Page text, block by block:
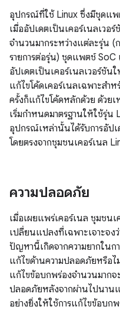
อุปกรณ์ที่ใช้ Linux ซึ่งมีชุดแ
เมื่ออัปเดตเป็นเคอร์เนลเวอ
จำนวนมากระหว่างแต่ละรุ่น
รายการต่อรุ่น) ชุดแพตช์
อัปเดตเป็นเคอร์เนลเวอร์ชั
แก้ไขโค้ดเคอร์เนลเฉพาะสำ
ครั้งก็แก้ไขโค้ดหลักด้วย ด้วย
เริ่มกำหนดมาตรฐานให้ใช้รุ่
อุปกรณ์เหล่านั้นได้รับการอัป
โดยตรงจากชุมชนเคอร์เนล
ความปลอดภัย
เมื่อเผยแพร่เคอร์เนล ชุมชน
เปลี่ยนแปลงที่เฉพาะเจาะจง
ปัญหานี้เกิดจากความยากในก
แก้ไขด้านความปลอดภัยหรือ
แก้ไขข้อบกพร่องจำนวนมากจ
ปลอดภัยหลังจากผ่านไปนาน
อย่างยิ่งให้ใช้การแก้ไขข้อบ